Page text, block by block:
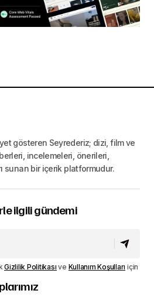
gösteren Seyrederiz; dizi, film ve
incelemeleri, önerileri,
sunan bir içerik platformudur.
ilgili gündemi
Gizlilik Politikası ve Kullanım Koşulları için